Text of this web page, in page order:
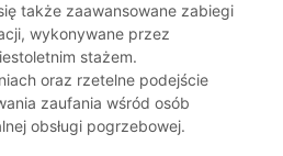
także zaawansowane zabiegi
wykonywane przez
stażem.
oraz rzetelne podejście
zaufania wśród osób
obsługi pogrzebowej.